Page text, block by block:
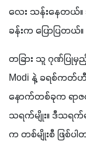
လေး သန်းနေတယ်
ခန်းက ပြောပြတယ်။
တခြား သူ ဂုဏ်ပြုမှ
Modi နဲ့ ခရစ်ကတ်ဟီ
နောက်တစ်ခုက ရာ
သရက်မျိုး။ ဒီသရက်
က တစ်မျိုးစီ ဖြစ်ပါ